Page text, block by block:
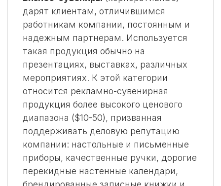
дарят клиентам, отличившимся
работникам компании, постоянным и
надежным партнерам. Используется
такая продукция обычно на
презентациях, выставках, различных
мероприятиях. К этой категории
относится рекламно-сувенирная
продукция более высокого ценового
диапазона ($10-50), призванная
поддерживать деловую репутацию
компании: настольные и письменные
приборы, качественные ручки, дорогие
перекидные настенные календари,